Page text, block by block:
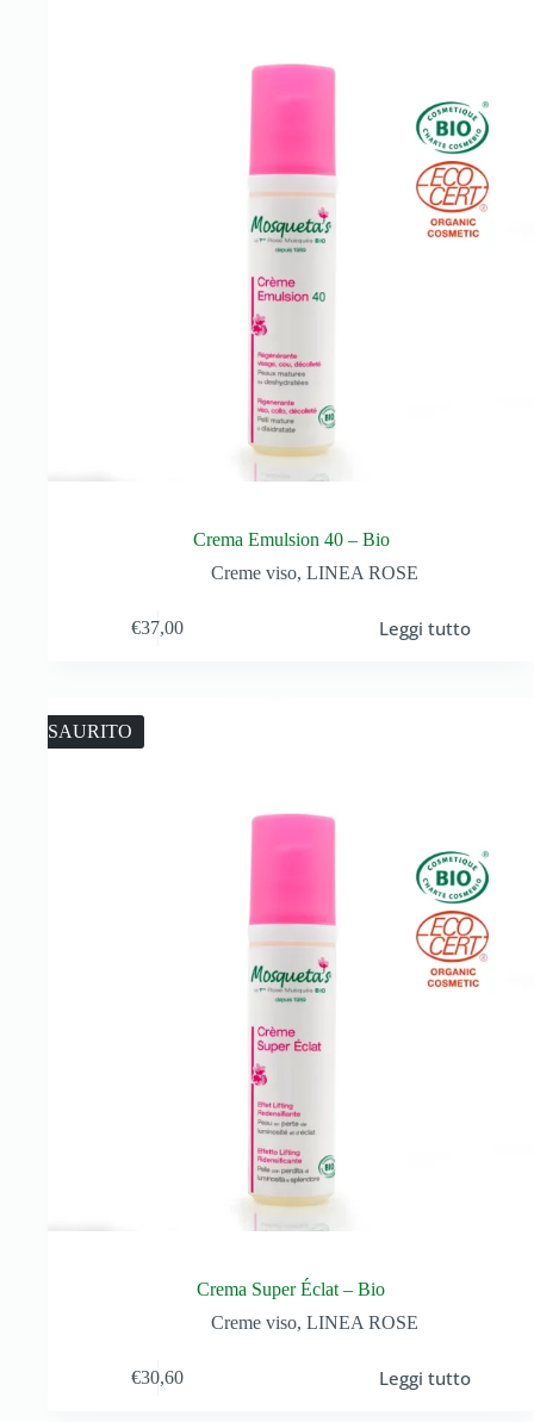
Crema Emulsion 40 – Bio
Creme viso, LINEA ROSE
€37,00 Leggi tutto
ESAURITO
Crema Super Éclat – Bio
Creme viso, LINEA ROSE
€30,60 Leggi tutto